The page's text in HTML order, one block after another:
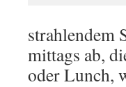
strahlendem
mittags ab,
oder Lunch,